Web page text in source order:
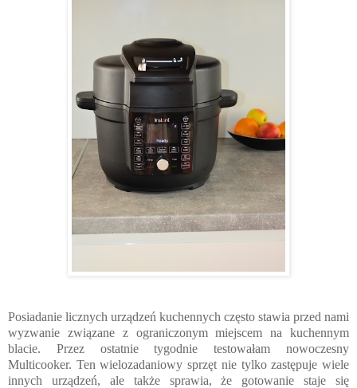
Posiadanie licznych urządzeń kuchennych często stawia przed nami
wyzwanie związane z ograniczonym miejscem na kuchennym
blacie. Przez ostatnie tygodnie testowałam nowoczesny
Multicooker. Ten wielozadaniowy sprzęt nie tylko zastępuje wiele
innych urządzeń, ale także sprawia, że gotowanie staje się